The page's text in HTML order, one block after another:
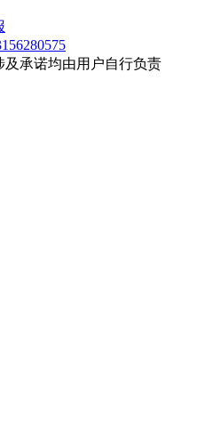
承诺均由用户自行负责